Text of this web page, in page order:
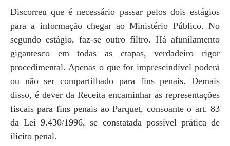
Discorreu que é necessário passar pelos dois estágios
para a informação chegar ao Ministério Público. No
segundo estágio, faz-se outro filtro. Há afunilamento
gigantesco em todas as etapas, verdadeiro rigor
procedimental. Apenas o que for imprescindível poderá
ou não ser compartilhado para fins penais. Demais
disso, é dever da Receita encaminhar as representações
fiscais para fins penais ao Parquet, consoante o art. 83
da Lei 9.430/1996, se constatada possível prática de
ilícito penal.